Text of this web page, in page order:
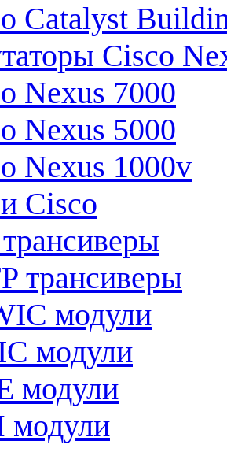
Catalyst
Cisco
Nexus 7000
Nexus 5000
Nexus 1000v
Cisco
трансиверы
модули
модули
модули
модули